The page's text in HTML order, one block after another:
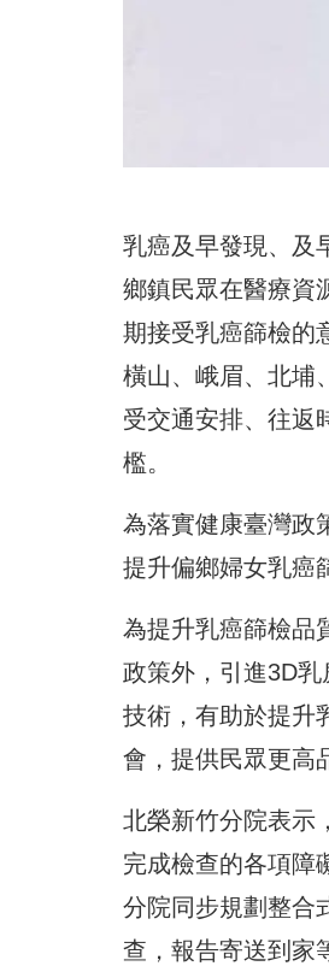
乳癌及早發現、及
鄉鎮民眾在醫療資
期接受乳癌篩檢的
橫山、峨眉、北埔
受交通安排、往返
檻。
為落實健康臺灣政
提升偏鄉婦女乳癌
為提升乳癌篩檢品
政策外，引進3D
技術，有助於提升
會，提供民眾更高
北榮新竹分院表示
完成檢查的各項障
分院同步規劃整合
查，報告寄送到家